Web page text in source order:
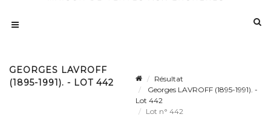
GEORGES LAVROFF
(1895-1991). - LOT 442
Résultat
Georges LAVROFF (1895-1991). -
Lot 442
Lot n° 442